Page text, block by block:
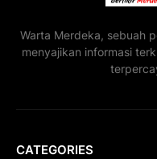
Warta Merdeka, sebuah
menyajikan informasi
CATEGORIES